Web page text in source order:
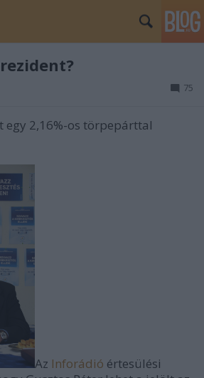
75
egy 2,16%-os törpepárttal
Az Inforádió értesülési